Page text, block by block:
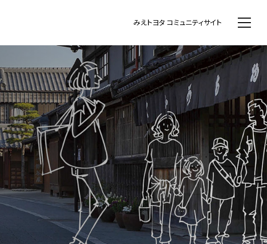
みえトヨタ コミュニティサイト